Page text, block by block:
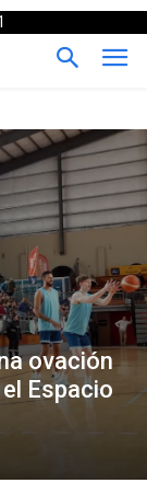
ovación
Espacio